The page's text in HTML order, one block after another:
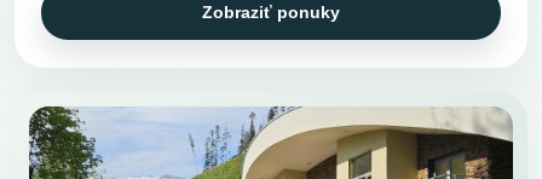
Zobraziť ponuky